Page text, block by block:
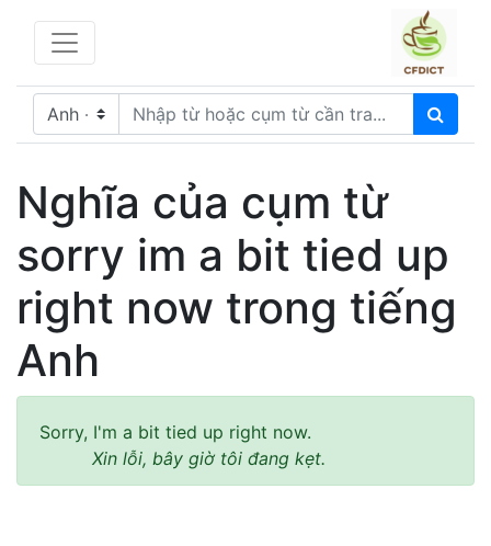
Nghĩa của cụm từ
sorry im a bit tied up
right now trong tiếng
Anh
Sorry, I'm a bit tied up right now.
Xin lỗi, bây giờ tôi đang kẹt.